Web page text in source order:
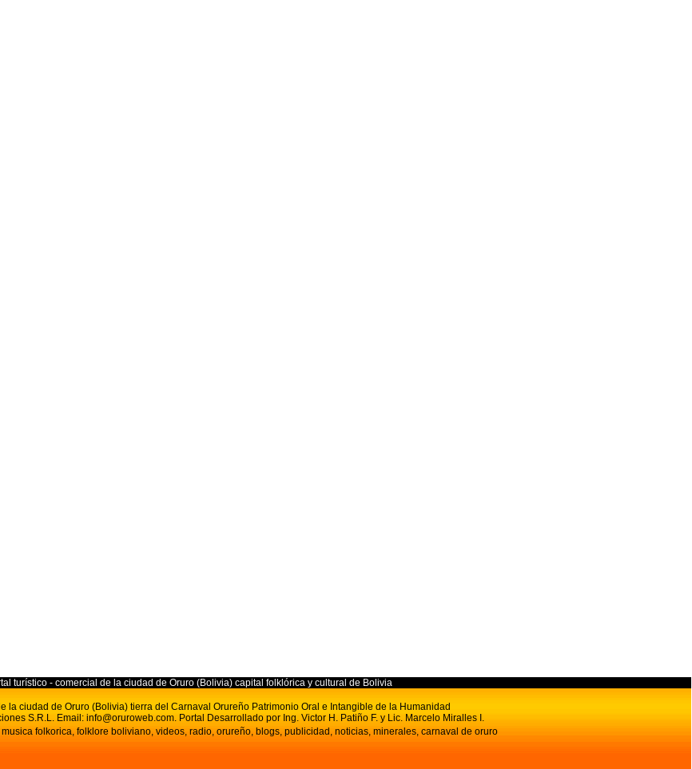
turístico - comercial de la ciudad de Oruro (Bolivia) capital folklórica y cultural de Bolivia
la ciudad de Oruro (Bolivia) tierra del Carnaval Orureño Patrimonio Oral e Intangible de la Humanidad
S.R.L. Email: info@oruroweb.com. Portal Desarrollado por Ing. Victor H. Patiño F. y Lic. Marcelo Miralles I.
folkorica, folklore boliviano, videos, radio, orureño, blogs, publicidad, noticias, minerales, carnaval de oruro